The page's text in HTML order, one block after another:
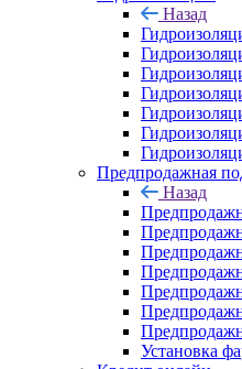
Назад
Предпродажная
Назад
Установка